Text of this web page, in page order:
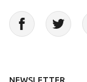
NEWSLETTER